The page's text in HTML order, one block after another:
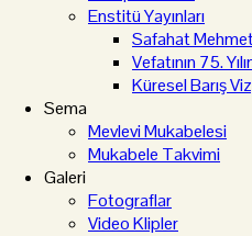
Enstitü Yayınları
Safahat
Vefatının 75.
Küresel Barış
Sema
Mevlevi Mukabelesi
Mukabele Takvimi
Galeri
Fotograflar
Video Klipler